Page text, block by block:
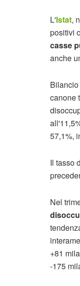
L'Istat,
positivi
casse
anche
canone
57,1%,
Il tasso
Nel
+81
-175